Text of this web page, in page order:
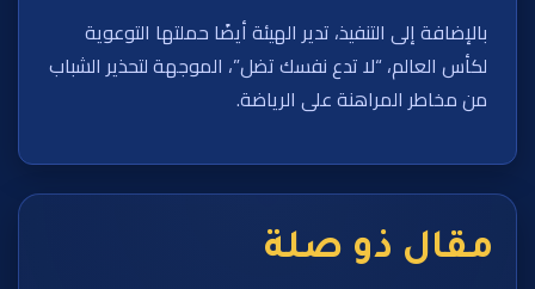
بالإضافة إلى التنفيذ، تدير الهيئة أيضًا حملتها التوعوية
لكأس العالم، “لا تدع نفسك تضل”، الموجهة لتحذير الشباب
من مخاطر المراهنة على الرياضة.
مقال ذو صلة